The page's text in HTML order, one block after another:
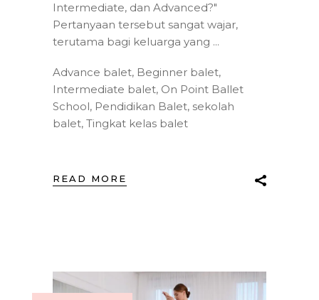
Intermediate, dan Advanced?"
Pertanyaan tersebut sangat wajar,
terutama bagi keluarga yang
Advance balet, Beginner balet,
Intermediate balet, On Point Ballet
School, Pendidikan Balet, sekolah
balet, Tingkat kelas balet
READ MORE